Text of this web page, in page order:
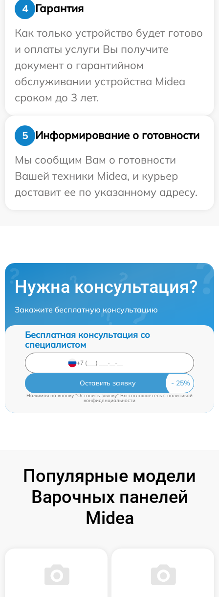
4
Гарантия
Как только устройство будет готово
и оплаты услуги Вы получите
документ о гарантийном
обслуживании устройства Midea
сроком до 3 лет.
5
Информирование о готовности
Мы сообщим Вам о готовности
Вашей техники Midea, и курьер
доставит ее по указанному адресу.
Нужна консультация?
Закажите бесплатную консультацию
Бесплатная консультация со
специалистом
Оставить заявку
Нажимая на кнопку "Оставить заявку" Вы соглашаетесь cполитикой
конфиденциальности
Популярные модели
Варочных панелей
Midea